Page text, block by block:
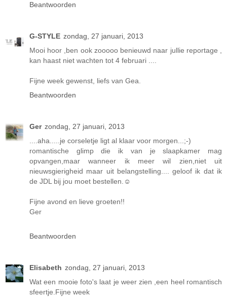
Beantwoorden
G-STYLE zondag, 27 januari, 2013
Mooi hoor ,ben ook zooooo benieuwd naar jullie reportage ,
kan haast niet wachten tot 4 februari ....
Fijne week gewenst, liefs van Gea.
Beantwoorden
Ger zondag, 27 januari, 2013
....aha.....je corseletje ligt al klaar voor morgen...;-)
romantische glimp die ik van je slaapkamer mag
opvangen,maar wanneer ik meer wil zien,niet uit
nieuwsgierigheid maar uit belangstelling.... geloof ik dat ik
de JDL bij jou moet bestellen.☺
Fijne avond en lieve groeten!!
Ger
Beantwoorden
Elisabeth zondag, 27 januari, 2013
Wat een mooie foto's laat je weer zien ,een heel romantisch
sfeertje.Fijne week